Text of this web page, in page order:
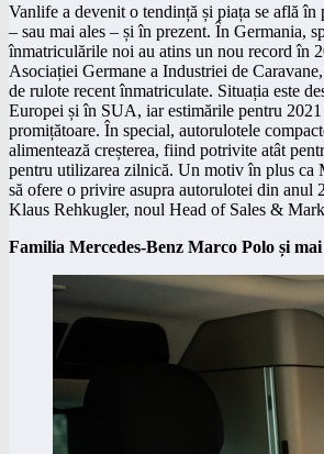
Vanlife a devenit o tendință și piața se află în
– sau mai ales – și în prezent. În Germania,
înmatriculările noi au atins un nou record în
Asociației Germane a Industriei de
de rulote recent înmatriculate. Situația este
Europei și în SUA, iar estimările pentru 2021
promițătoare. În special, autorulotele
alimentează creșterea, fiind potrivite atât
pentru utilizarea zilnică. Un motiv în plus ca
să ofere o privire asupra autorulotei din anul
Klaus Rehkugler, noul Head of Sales &
Familia Mercedes-Benz Marco Polo și